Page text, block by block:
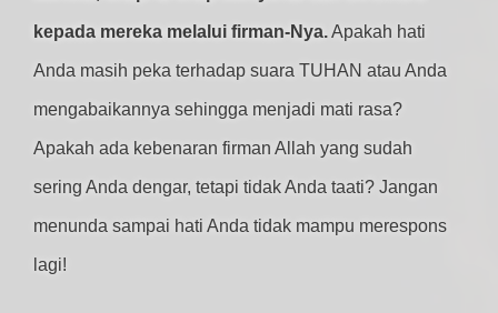
kepada mereka melalui firman-Nya.Apakah hati
Anda masih peka terhadap suara TUHAN atau Anda
mengabaikannya sehingga menjadi mati rasa?
Apakah ada kebenaran firman Allah yang sudah
sering Anda dengar, tetapi tidak Anda taati? Jangan
menunda sampai hati Anda tidak mampu merespons
lagi!